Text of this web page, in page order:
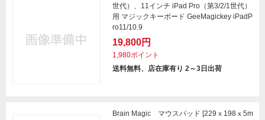
世代）、11インチ iPad Pro（第3/2/1世代）
用 マジックキーボード GeeMagickey iPadP
ro11/10.9
19,800円
1,980ポイント
送料無料、店在庫有り 2～3日出荷
Brain Magic マウスパッド [229ｘ198ｘ5m